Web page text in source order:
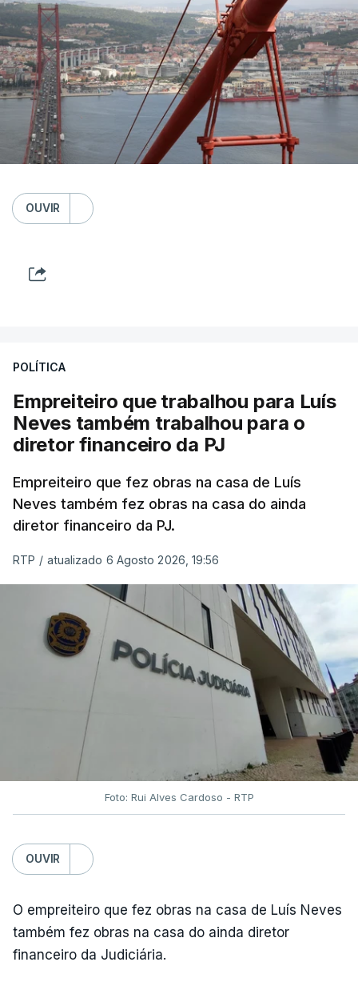
OUVIR
POLÍTICA
Empreiteiro que trabalhou para Luís
Neves também trabalhou para o
diretor financeiro da PJ
Empreiteiro que fez obras na casa de Luís
Neves também fez obras na casa do ainda
diretor financeiro da PJ.
RTP / atualizado 6 Agosto 2026, 19:56
Foto: Rui Alves Cardoso - RTP
OUVIR
O empreiteiro que fez obras na casa de Luís Neves
também fez obras na casa do ainda diretor
financeiro da Judiciária.